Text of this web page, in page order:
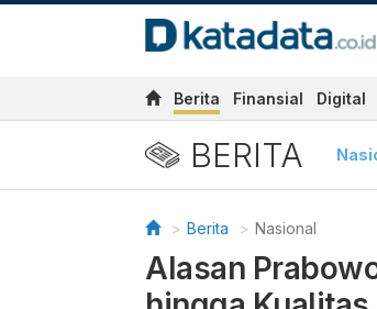
Berita Finansial Digital
BERITA
Berita Nasional
Alasan